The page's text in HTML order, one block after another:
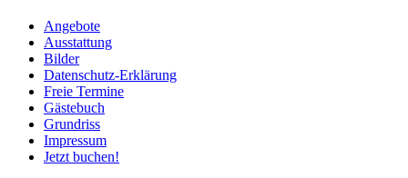
Angebote
Ausstattung
Bilder
Datenschutz-Erklärung
Freie Termine
Gästebuch
Grundriss
Impressum
Jetzt buchen!